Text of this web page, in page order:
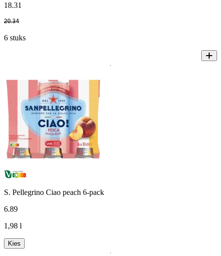
18.31
20.34
6 stuks
S. Pellegrino Ciao peach 6-pack
6.89
1,98 l
Kies